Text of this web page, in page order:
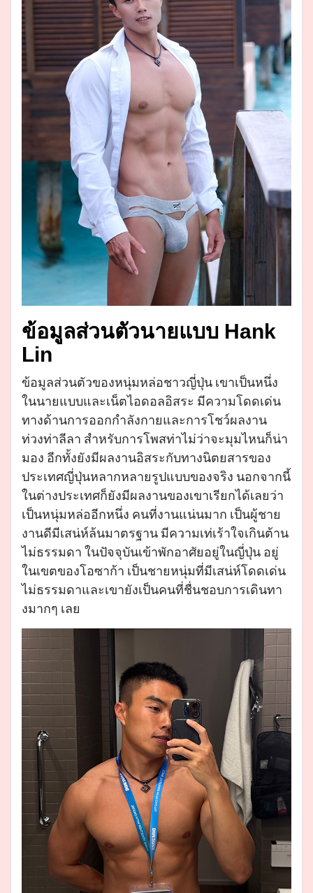
ข้อมูลส่วนตัวนายแบบ Hank
Lin
ข้อมูลส่วนตัวของหนุ่มหล่อชาวญี่ปุ่น เขาเป็นหนึ่ง
ในนายแบบและเน็ตไอดอลอิสระ มีความโดดเด่น
ทางด้านการออกกำลังกายและการโชว์ผลงาน
ท่วงท่าลีลา สำหรับการโพสท่าไม่ว่าจะมุมไหนก็น่า
มอง อีกทั้งยังมีผลงานอิสระกับทางนิตยสารของ
ประเทศญี่ปุ่นหลากหลายรูปแบบของจริง นอกจากนี้
ในต่างประเทศก็ยังมีผลงานของเขาเรียกได้เลยว่า
เป็นหนุ่มหล่ออีกหนึ่ง คนที่งานแน่นมาก เป็นผู้ชาย
งานดีมีเสน่ห์ล้นมาตรฐาน มีความเท่เร้าใจเกินต้าน
ไม่ธรรมดา ในปัจจุบันเข้าพักอาศัยอยู่ในญี่ปุ่น อยู่
ในเขตของโอซาก้า เป็นชายหนุ่มที่มีเสน่ห์โดดเด่น
ไม่ธรรมดาและเขายังเป็นคนที่ชื่นชอบการเดินทา
งมากๆ เลย